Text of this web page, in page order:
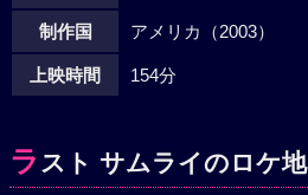
制作国 アメリカ（2003）
上映時間 154分
ラ スト サムライのロケ地